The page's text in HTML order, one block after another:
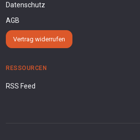
Datenschutz
AGB
Vertrag widerrufen
RESSOURCEN
RSS Feed